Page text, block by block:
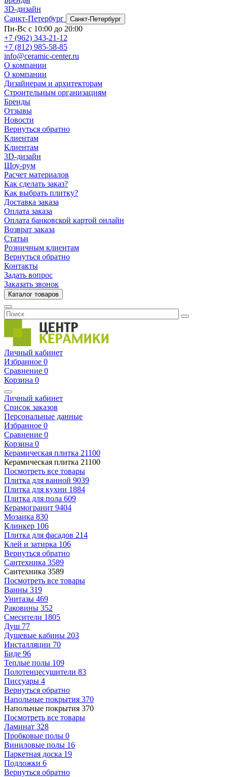
3D-дизайн
Санкт-Петербург
Санкт-Петербург
Пн-Вс с 10:00 до 20:00
+7 (962) 343-21-12
+7 (812) 985-58-85
info@ceramic-center.ru
О компании
О компании
Дизайнерам и архитекторам
Строительным организациям
Бренды
Отзывы
Новости
Вернуться обратно
Клиентам
Клиентам
3D-дизайн
Шоу-рум
Расчет материалов
Как сделать заказ?
Как выбрать плитку?
Доставка заказа
Оплата заказа
Оплата банковской картой онлайн
Возврат заказа
Статьи
Розничным клиентам
Вернуться обратно
Контакты
Задать вопрос
Заказать звонок
Каталог товаров
Личный кабинет
Избранное 0
Сравнение 0
Корзина 0
Личный кабинет
Список заказов
Персональные данные
Избранное 0
Сравнение 0
Корзина 0
Керамическая плитка 21100
Керамическая плитка 21100
Посмотреть все товары
Плитка для ванной 9039
Плитка для кухни 1884
Плитка для пола 609
Керамогранит 9404
Мозаика 830
Клинкер 106
Плитка для фасадов 214
Клей и затирка 106
Вернуться обратно
Сантехника 3589
Сантехника 3589
Посмотреть все товары
Ванны 319
Унитазы 469
Раковины 352
Смесители 1805
Душ 77
Душевые кабины 203
Инсталляции 70
Биде 96
Теплые полы 109
Полотенцесушители 83
Писсуары 4
Вернуться обратно
Напольные покрытия 370
Напольные покрытия 370
Посмотреть все товары
Ламинат 328
Пробковые полы 0
Виниловые полы 16
Паркетная доска 19
Подложки 6
Вернуться обратно